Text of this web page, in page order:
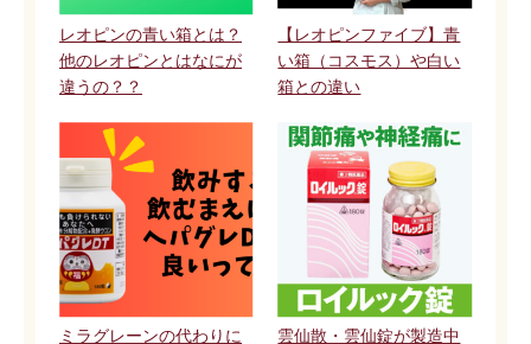
レオピンの青い箱とは？
他のレオピンとはなにが
違うの？？
【レオピンファイブ】青
い箱（コスモス）や白い
箱との違い
ミラグレーンの代わりに
雲仙散・雲仙錠が製造中